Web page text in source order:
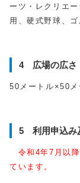
ーツ・レクリエ
用、硬式野球、
4 広場の広さ
50メートル×50メ
5 利用申込み
令和4年7月以降
ています。